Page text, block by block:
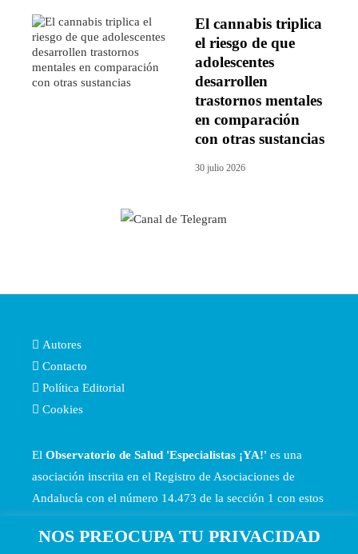
El cannabis triplica
el riesgo de que
adolescentes
desarrollen
trastornos mentales
en comparación
con otras sustancias
30 julio 2026
Autores
Contacto
Política Editorial
Cookies
El Observatorio de Salud 'Especialistas ¡YA!' es una
asociación inscrita en el Registro de Asociaciones de
Andalucía con el número 14.473 de la sección 1 con estos
Estatutos
NOS PREOCUPA TU PRIVACIDAD